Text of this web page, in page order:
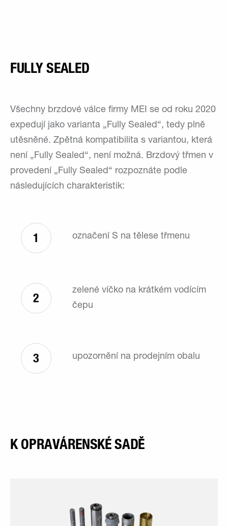
FULLY SEALED
Všechny brzdové válce firmy MEI se od roku 2020
expedují jako varianta „Fully Sealed“, tedy plně
utěsněné. Zpětná kompatibilita s variantou, která
není „Fully Sealed“, není možná. Brzdový třmen v
provedení „Fully Sealed“ rozpoznáte podle
následujících charakteristik:
1 označení S na tělese třmenu
2
zelené víčko na krátkém vodícím
čepu
3 upozornění na prodejním obalu
K OPRAVÁRENSKÉ SADĚ